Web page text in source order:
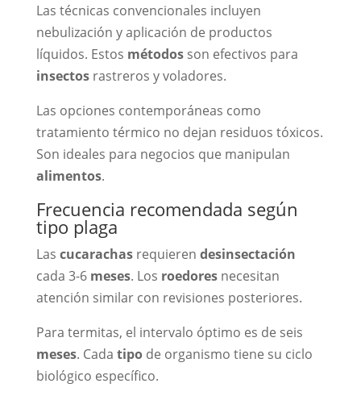
Las técnicas convencionales incluyen
nebulización y aplicación de productos
líquidos. Estos métodosson efectivos para
insectosrastreros y voladores.
Las opciones contemporáneas como
tratamiento térmico no dejan residuos tóxicos.
Son ideales para negocios que manipulan
alimentos.
Frecuencia recomendada según
tipo plaga
Las cucarachasrequieren desinsectación
cada 3-6 meses. Los roedoresnecesitan
atención similar con revisiones posteriores.
Para termitas, el intervalo óptimo es de seis
meses. Cada tipode organismo tiene su ciclo
biológico específico.